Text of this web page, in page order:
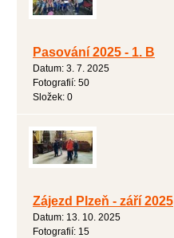
Pasování 2025 - 1. B
Datum: 3. 7. 2025
Fotografií: 50
Složek: 0
Zájezd Plzeň - září 2025
Datum: 13. 10. 2025
Fotografií: 15